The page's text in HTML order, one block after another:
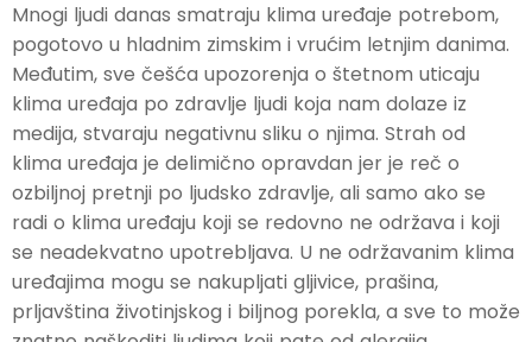
Mnogi ljudi danas smatraju klima uređaje potrebom,
pogotovo u hladnim zimskim i vrućim letnjim danima.
Međutim, sve češća upozorenja o štetnom uticaju
klima uređaja po zdravlje ljudi koja nam dolaze iz
medija, stvaraju negativnu sliku o njima. Strah od
klima uređaja je delimično opravdan jer je reč o
ozbiljnoj pretnji po ljudsko zdravlje, ali samo ako se
radi o klima uređaju koji se redovno ne održava i koji
se neadekvatno upotrebljava. U ne održavanim klima
uređajima mogu se nakupljati gljivice, prašina,
prljavština životinjskog i biljnog porekla, a sve to može